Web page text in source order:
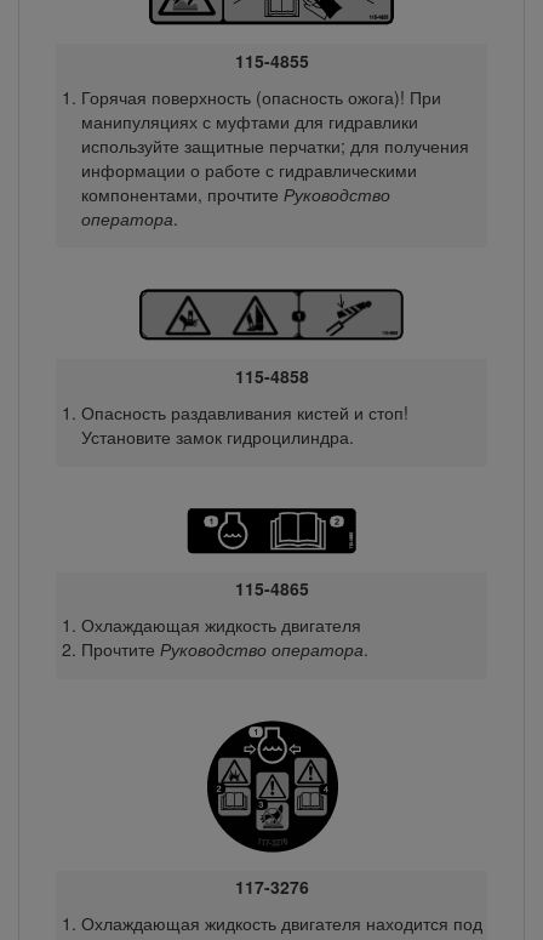
115-4855
Горячая поверхность (опасность ожога)! При
манипуляциях с муфтами для гидравлики
используйте защитные перчатки; для получения
информации о работе с гидравлическими
компонентами, прочтите Руководство
оператора.
115-4858
Опасность раздавливания кистей и стоп!
Установите замок гидроцилиндра.
115-4865
Охлаждающая жидкость двигателя
Прочтите Руководство оператора.
117-3276
Охлаждающая жидкость двигателя находится под